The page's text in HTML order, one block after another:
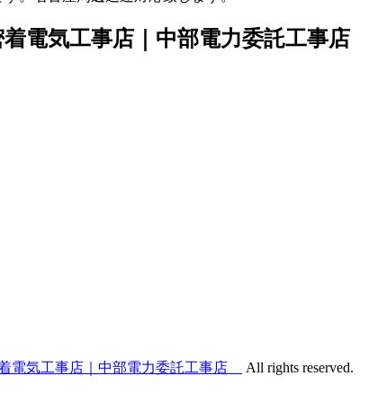
電気工事店｜中部電力委託工事店
電気工事店｜中部電力委託工事店 All rights reserved.